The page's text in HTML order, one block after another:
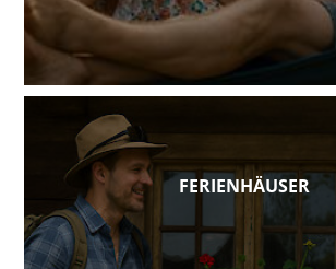
FERIENHÄUSER